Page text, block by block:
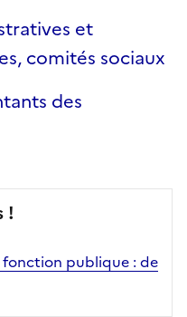
et
comités sociaux
des
!
publique : de